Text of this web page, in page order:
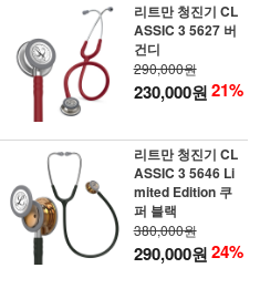
리트만 청진기 CL
ASSIC 3 5627 버
건디
290,000원
230,000원21%
리트만 청진기 CL
ASSIC 3 5646 Li
mited Edition 쿠
퍼 블랙
380,000원
290,000원24%